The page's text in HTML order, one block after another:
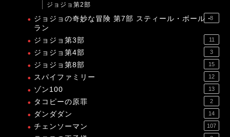
ジョジョ第2部
ジョジョの奇妙な冒険 第7部 スティール・ボール・
ラン
8
ジョジョ第3部 11
ジョジョ第4部 3
ジョジョ第8部 15
スパイファミリー 12
ゾン100 13
タコピーの原罪 2
ダンダダン 14
チェンソーマン 107